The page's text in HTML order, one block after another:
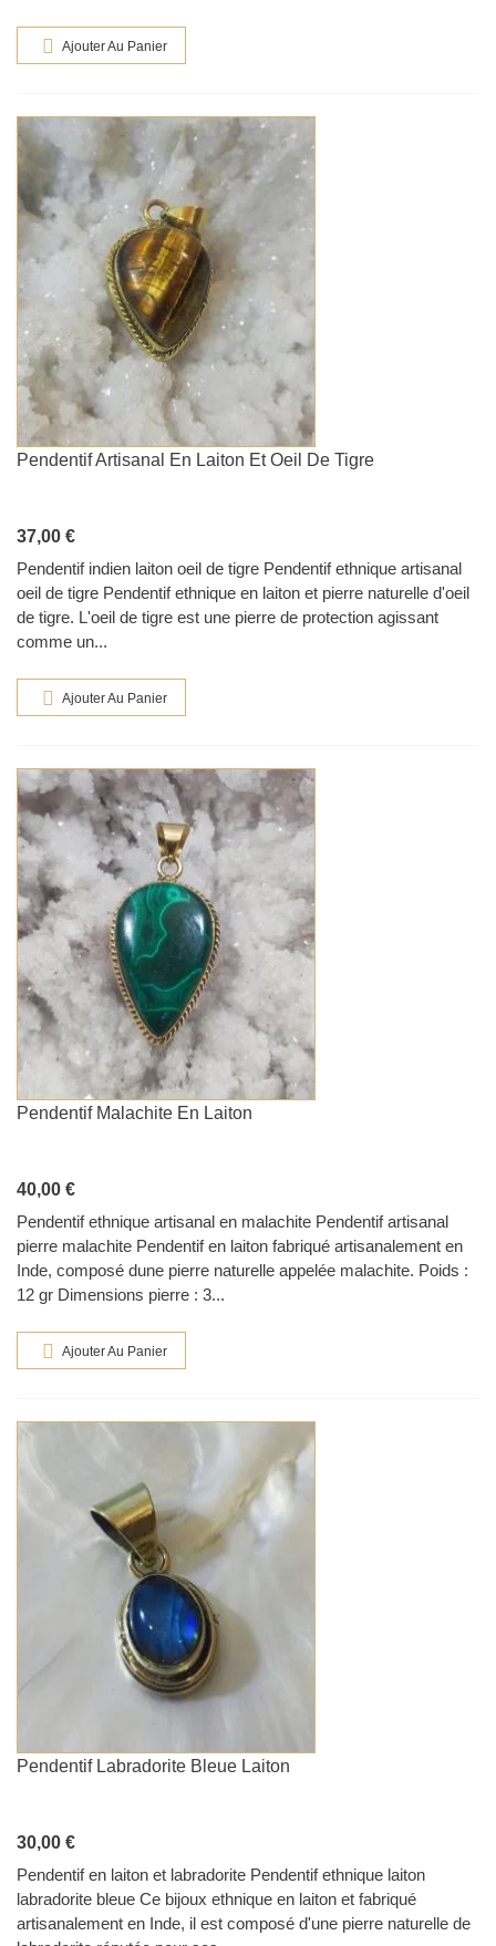
Ajouter Au Panier
Pendentif Artisanal En Laiton Et Oeil De Tigre
37,00 €
Pendentif indien laiton oeil de tigre Pendentif ethnique artisanal
oeil de tigre Pendentif ethnique en laiton et pierre naturelle d'oeil
de tigre. L'oeil de tigre est une pierre de protection agissant
comme un...
Ajouter Au Panier
Pendentif Malachite En Laiton
40,00 €
Pendentif ethnique artisanal en malachite Pendentif artisanal
pierre malachite Pendentif en laiton fabriqué artisanalement en
Inde, composé dune pierre naturelle appelée malachite. Poids :
12 gr Dimensions pierre : 3...
Ajouter Au Panier
Pendentif Labradorite Bleue Laiton
30,00 €
Pendentif en laiton et labradorite Pendentif ethnique laiton
labradorite bleue Ce bijoux ethnique en laiton et fabriqué
artisanalement en Inde, il est composé d'une pierre naturelle de